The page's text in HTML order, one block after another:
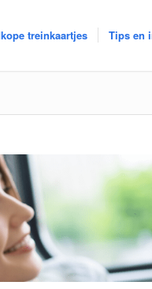
treinkaartjes Tips en